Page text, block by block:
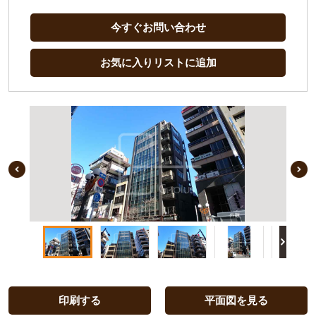
今すぐお問い合わせ
お気に入りリストに追加
Previous Image
印刷する 平面図を見る